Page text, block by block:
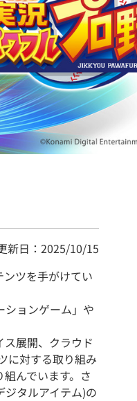
新日：2025/10/15
ツを手がけてい
ションゲーム」や
展開、クラウド
に対する取り組み
んでいます。さ
ジタルアイテム)の